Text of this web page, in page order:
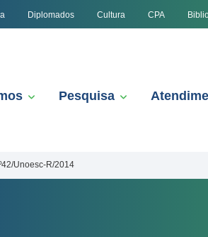
Diplomados Cultura CPA
Pesquisa
Unoesc-R/2014